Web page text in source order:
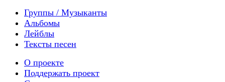
Группы / Музыканты
Альбомы
Лейблы
Тексты песен
О проекте
Поддержать проект